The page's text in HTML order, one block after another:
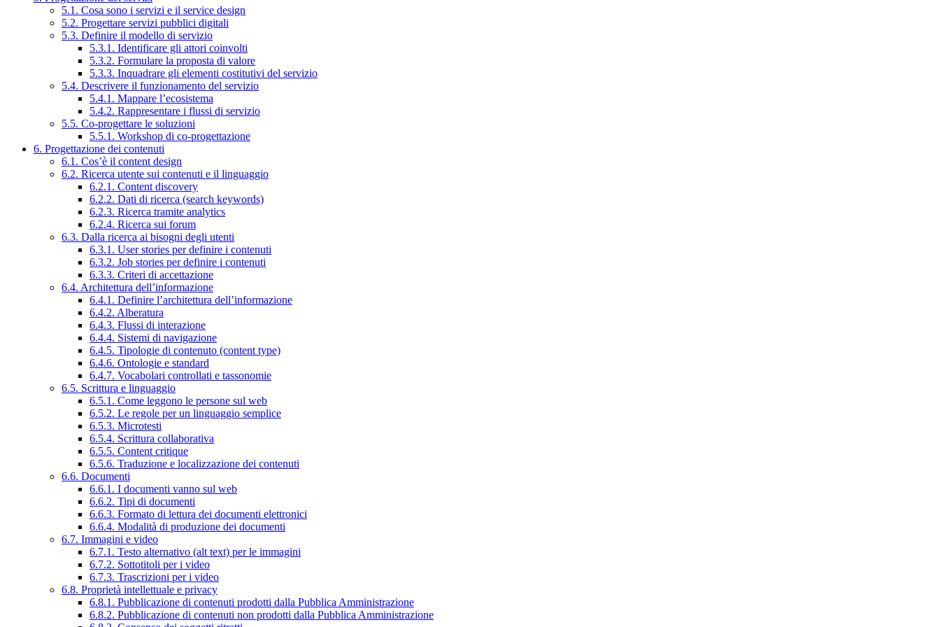
5.1. Cosa sono i servizi e il service design
5.2. Progettare servizi pubblici digitali
5.3. Definire il modello di servizio
5.3.1. Identificare gli attori coinvolti
5.3.2. Formulare la proposta di valore
5.3.3. Inquadrare gli elementi costitutivi del servizio
5.4. Descrivere il funzionamento del servizio
5.4.1. Mappare l’ecosistema
5.4.2. Rappresentare i flussi di servizio
5.5. Co-progettare le soluzioni
5.5.1. Workshop di co-progettazione
6. Progettazione dei contenuti
6.1. Cos’è il content design
6.2. Ricerca utente sui contenuti e il linguaggio
6.2.1. Content discovery
6.2.2. Dati di ricerca (search keywords)
6.2.3. Ricerca tramite analytics
6.2.4. Ricerca sui forum
6.3. Dalla ricerca ai bisogni degli utenti
6.3.1. User stories per definire i contenuti
6.3.2. Job stories per definire i contenuti
6.3.3. Criteri di accettazione
6.4. Architettura dell’informazione
6.4.1. Definire l’architettura dell’informazione
6.4.2. Alberatura
6.4.3. Flussi di interazione
6.4.4. Sistemi di navigazione
6.4.5. Tipologie di contenuto (content type)
6.4.6. Ontologie e standard
6.4.7. Vocabolari controllati e tassonomie
6.5. Scrittura e linguaggio
6.5.1. Come leggono le persone sul web
6.5.2. Le regole per un linguaggio semplice
6.5.3. Microtesti
6.5.4. Scrittura collaborativa
6.5.5. Content critique
6.5.6. Traduzione e localizzazione dei contenuti
6.6. Documenti
6.6.1. I documenti vanno sul web
6.6.2. Tipi di documenti
6.6.3. Formato di lettura dei documenti elettronici
6.6.4. Modalità di produzione dei documenti
6.7. Immagini e video
6.7.1. Testo alternativo (alt text) per le immagini
6.7.2. Sottotitoli per i video
6.7.3. Trascrizioni per i video
6.8. Proprietà intellettuale e privacy
6.8.1. Pubblicazione di contenuti prodotti dalla Pubblica Amministrazione
6.8.2. Pubblicazione di contenuti non prodotti dalla Pubblica Amministrazione